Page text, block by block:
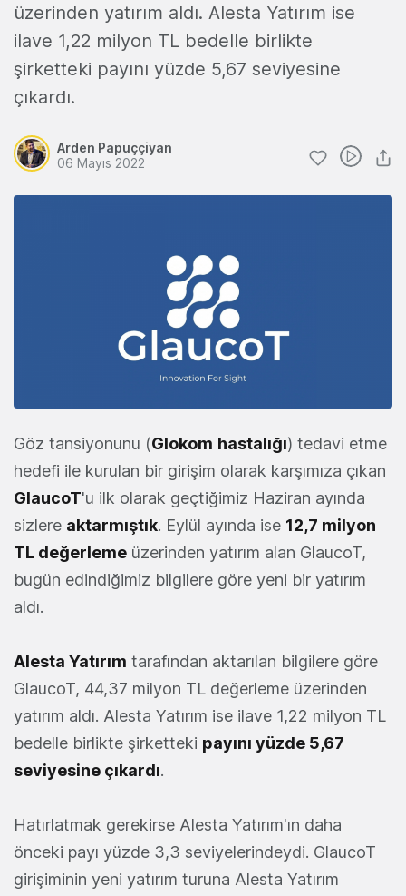
üzerinden yatırım aldı. Alesta Yatırım ise
ilave 1,22 milyon TL bedelle birlikte
şirketteki payını yüzde 5,67 seviyesine
çıkardı.
Arden Papuççiyan
06 Mayıs 2022
Göz tansiyonunu (Glokom hastalığı) tedavi etme
hedefi ile kurulan bir girişim olarak karşımıza çıkan
GlaucoT'u ilk olarak geçtiğimiz Haziran ayında
sizlere aktarmıştık. Eylül ayında ise 12,7 milyon
TL değerleme üzerinden yatırım alan GlaucoT,
bugün edindiğimiz bilgilere göre yeni bir yatırım
aldı.
Alesta Yatırım tarafından aktarılan bilgilere göre
GlaucoT, 44,37 milyon TL değerleme üzerinden
yatırım aldı. Alesta Yatırım ise ilave 1,22 milyon TL
bedelle birlikte şirketteki payını yüzde 5,67
seviyesine çıkardı.
Hatırlatmak gerekirse Alesta Yatırım'ın daha
önceki payı yüzde 3,3 seviyelerindeydi. GlaucoT
girişiminin yeni yatırım turuna Alesta Yatırım